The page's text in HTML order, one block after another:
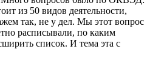
из 50 видов деятельности,
так, не у дел. Мы этот вопрос
расписывали, по каким
список. И тема эта с